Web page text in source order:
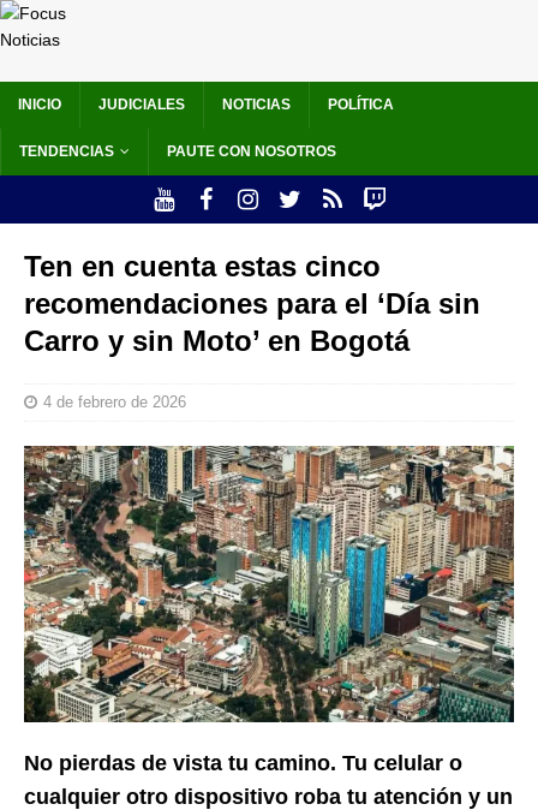
INICIO JUDICIALES NOTICIAS POLÍTICA
TENDENCIAS PAUTE CON NOSOTROS
Ten en cuenta estas cinco
recomendaciones para el ‘Día sin
Carro y sin Moto’ en Bogotá
4 de febrero de 2026
No pierdas de vista tu camino. Tu celular o
cualquier otro dispositivo roba tu atención y un